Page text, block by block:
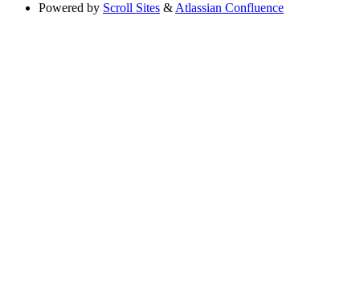
Powered by Scroll Sites & Atlassian Confluence